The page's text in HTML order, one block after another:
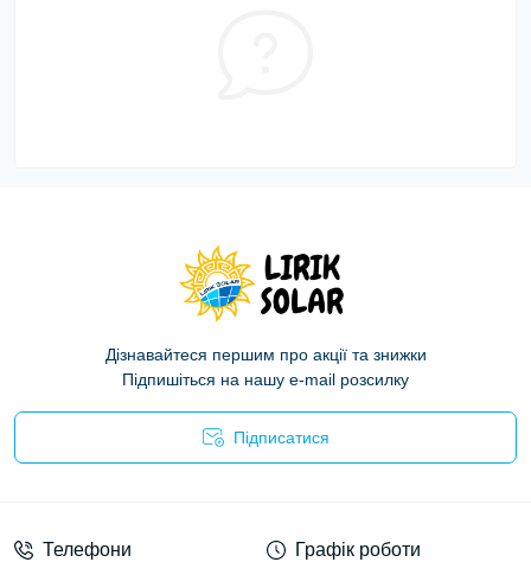
Дізнавайтеся першим про акції та знижки
Підпишіться на нашу e-mail розсилку
Підписатися
Телефони Графік роботи